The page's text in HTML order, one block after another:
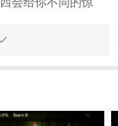
排将更容易突破。
好了，你必须加